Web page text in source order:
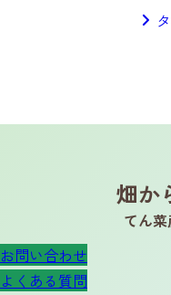
畑か
てん
お問い合わせ
よくある質問